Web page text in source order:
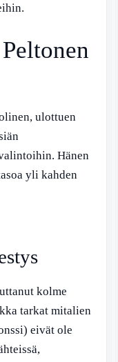
ulottuen
Hänen
yli kahden
kolme
tarkat mitalien
eivät ole